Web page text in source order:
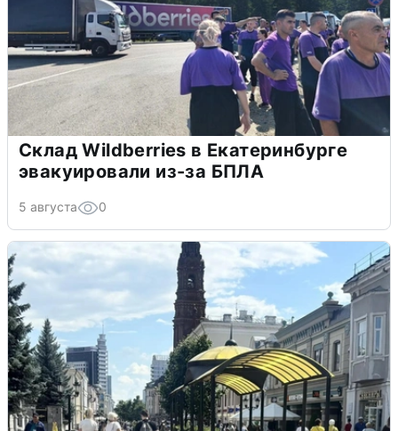
Склад Wildberries в Екатеринбурге
эвакуировали из-за БПЛА
5 августа 0